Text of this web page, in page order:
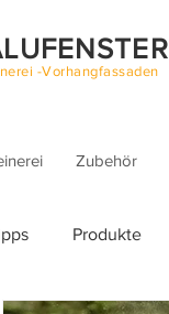
-Vorhangfassaden
Zubehör
Produkte